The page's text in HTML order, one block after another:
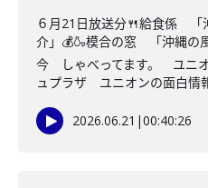
６月21日放送分🍴給食係 「
介」💰🍶模合の窓 「沖縄の
今 しゃべってます。 ユニ
ュプラザ ユニオンの面白情
2026.06.21 |00:40:26